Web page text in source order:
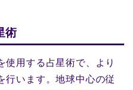
術
使用する占星術で、より
行います。地球中心の従